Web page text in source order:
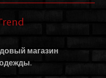
магазин